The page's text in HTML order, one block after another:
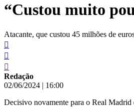
conteúdo
“Custou muito
Atacante, que custou 45 milhões de
Redação
02/06/2024 | 16:00
Decisivo novamente para o Real Madrid